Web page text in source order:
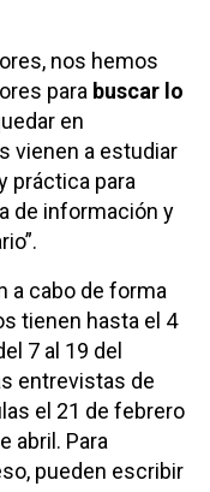
nos hemos
para buscar lo
en
vienen a estudiar
práctica para
de información y
a cabo de forma
tienen hasta el 4
7 al 19 del
entrevistas de
el 21 de febrero
abril. Para
pueden escribir